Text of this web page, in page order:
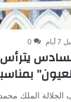
أيام 0
الملك